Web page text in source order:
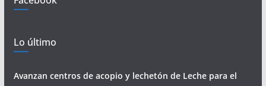
Lo último
Avanzan centros de acopio y lechetón de Leche para el